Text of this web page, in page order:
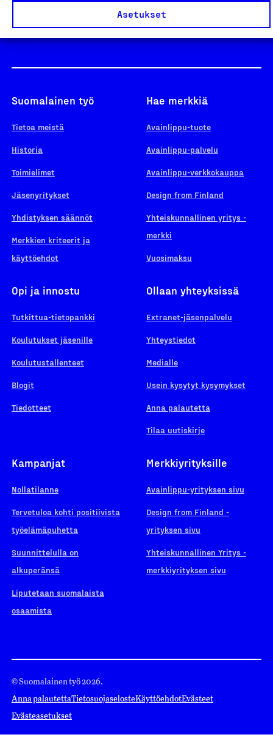
Asetukset
Suomalainen työ
Tietoa meistä
Historia
Toimielimet
Jäsenyritykset
Yhdistyksen säännöt
Merkkien kriteerit ja
käyttöehdot
Hae merkkiä
Avainlippu-tuote
Avainlippu-palvelu
Avainlippu-verkkokauppa
Design from Finland
Yhteiskunnallinen yritys -
merkki
Vuosimaksu
Opi ja innostu
Tutkittua-tietopankki
Koulutukset jäsenille
Koulutustallenteet
Blogit
Tiedotteet
Ollaan yhteyksissä
Extranet-jäsenpalvelu
Yhteystiedot
Medialle
Usein kysytyt kysymykset
Anna palautetta
Tilaa uutiskirje
Kampanjat
Nollatilanne
Tervetuloa kohti positiivista
työelämäpuhetta
Suunnittelulla on
alkuperänsä
Liputetaan suomalaista
osaamista
Merkkiyrityksille
Avainlippu-yrityksen sivu
Design from Finland -
yrityksen sivu
Yhteiskunnallinen Yritys -
merkkiyrityksen sivu
© Suomalainen työ 2026.
Anna palautettaTietosuojaselosteKäyttöehdotEvästeet
Evästeasetukset